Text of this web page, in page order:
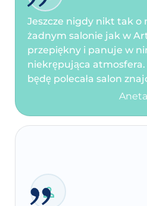
Aneta
Jeszcze nigdy nikt tak o
żadnym salonie jak w
przepiękny i panuje w
niekrępująca
będę polecała salon